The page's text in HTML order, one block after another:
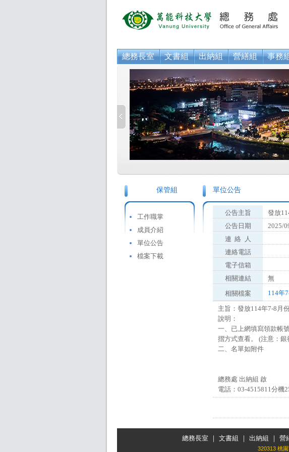
總務長室 文書組 出納組 營繕組 事務
保管組
工作職掌
成員介紹
單位公告
檔案下載
單位公告
公告主旨
發放
公告日期
2025/
連 絡
人
連絡電話
電子信箱
相關連結
無
相關檔案
114年
主旨：發放114年7-8月
說明：
一、已上網填寫領款帳
摺方式查看。 (注意：
二、名單如附件
總務處 出納組 啟
電話：03-4515811分機
總務長室 ｜ 文書組 ｜ 出納組 ｜ 營
320313 桃